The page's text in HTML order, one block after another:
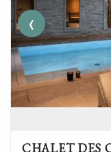
‹
CHALET DES